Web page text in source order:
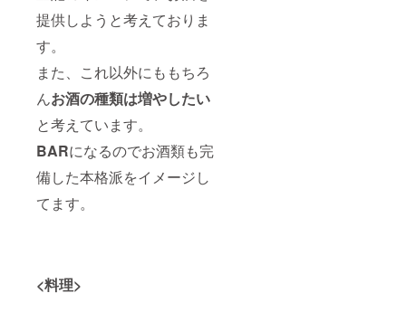
提供しようと考えておりま
す。
また、これ以外にももちろ
んお酒の種類は増やしたい
と考えています。
BARになるのでお酒類も完
備した本格派をイメージし
てます。
<料理>